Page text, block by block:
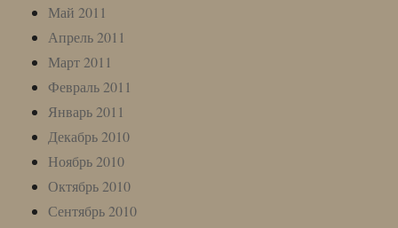
Май 2011
Апрель 2011
Март 2011
Февраль 2011
Январь 2011
Декабрь 2010
Ноябрь 2010
Октябрь 2010
Сентябрь 2010